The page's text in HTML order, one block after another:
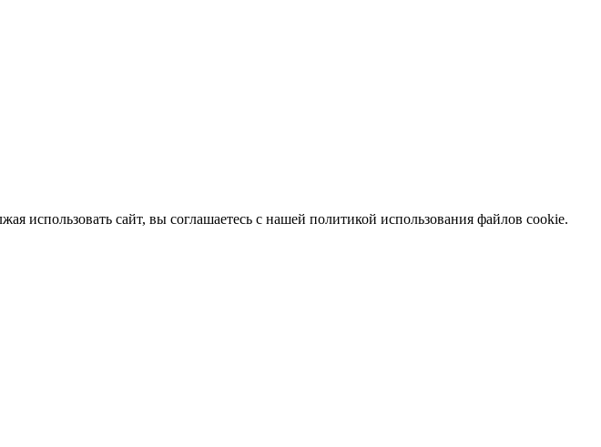
использовать сайт, вы соглашаетесь с нашей политикой использования файлов cookie.